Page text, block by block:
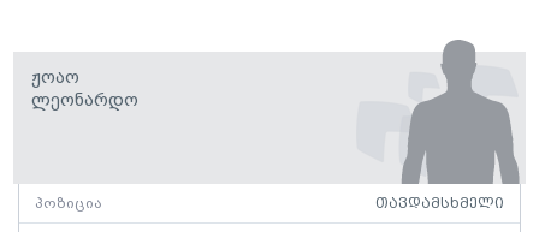
Ჟოაო
Ლეონარდო
პოზიცია თავდამსხმელი